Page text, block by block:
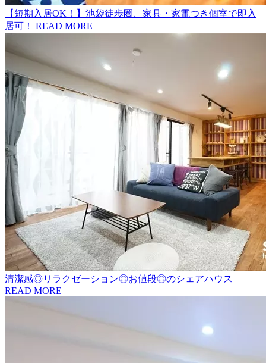
【短期入居OK！】池袋徒歩圏、家具・家電つき個室で即入
居可！
READ MORE
清潔感◎リラクゼーション◎お値段◎のシェアハウス
READ MORE